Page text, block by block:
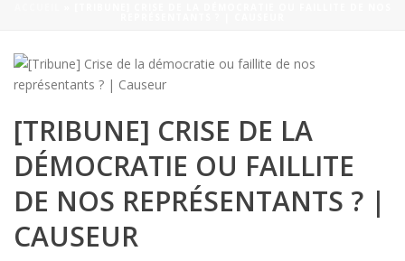
[TRIBUNE] CRISE DE LA
DÉMOCRATIE OU FAILLITE
DE NOS REPRÉSENTANTS ? |
CAUSEUR